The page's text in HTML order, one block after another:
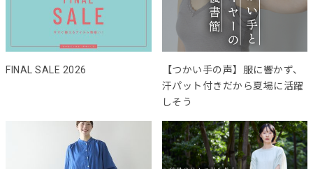
FINAL SALE 2026
【つかい手の声】服に響かず、
汗パット付きだから夏場に活躍
しそう